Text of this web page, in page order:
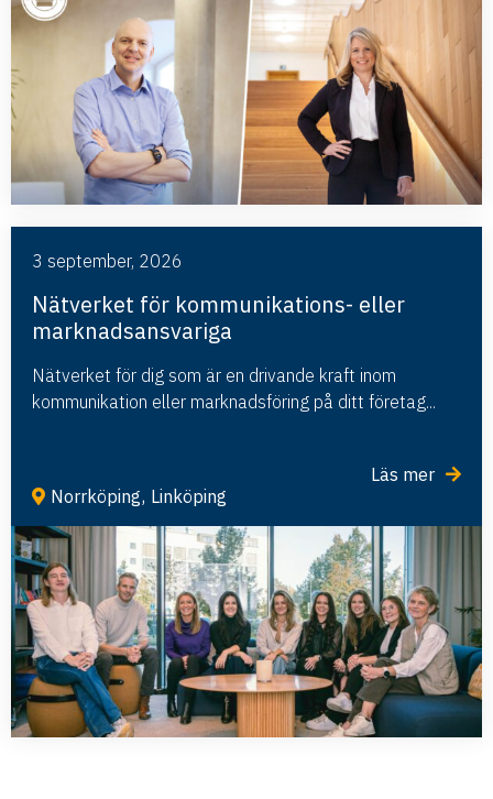
3 september, 2026
Nätverket för kommunikations- eller
marknadsansvariga
Nätverket för dig som är en drivande kraft inom
kommunikation eller marknadsföring på ditt företag...
Norrköping, Linköping
Läs mer